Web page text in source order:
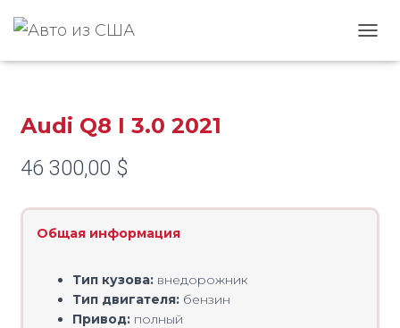
Audi Q8 I 3.0 2021
46 300,00 $
Общая информация
Тип кузова: внедорожник
Тип двигателя: бензин
Привод: полный